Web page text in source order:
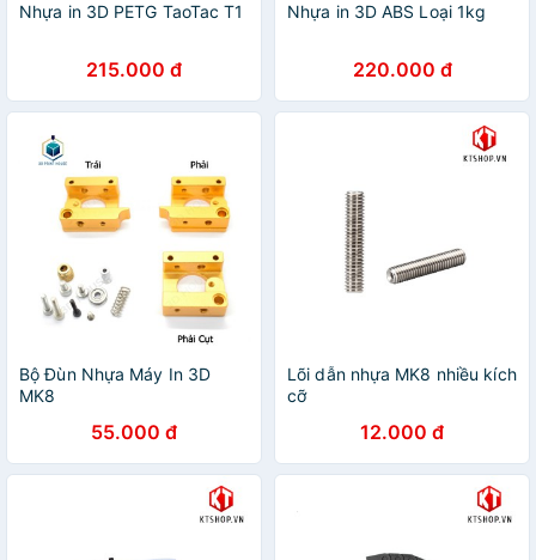
Nhựa in 3D PETG TaoTac T1
215.000 đ
Nhựa in 3D ABS Loại 1kg
220.000 đ
Bộ Đùn Nhựa Máy In 3D
MK8
55.000 đ
Lõi dẫn nhựa MK8 nhiều kích
cỡ
12.000 đ